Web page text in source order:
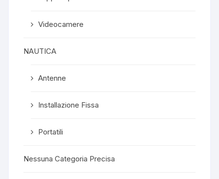
Videocamere
NAUTICA
Antenne
Installazione Fissa
Portatili
Nessuna Categoria Precisa